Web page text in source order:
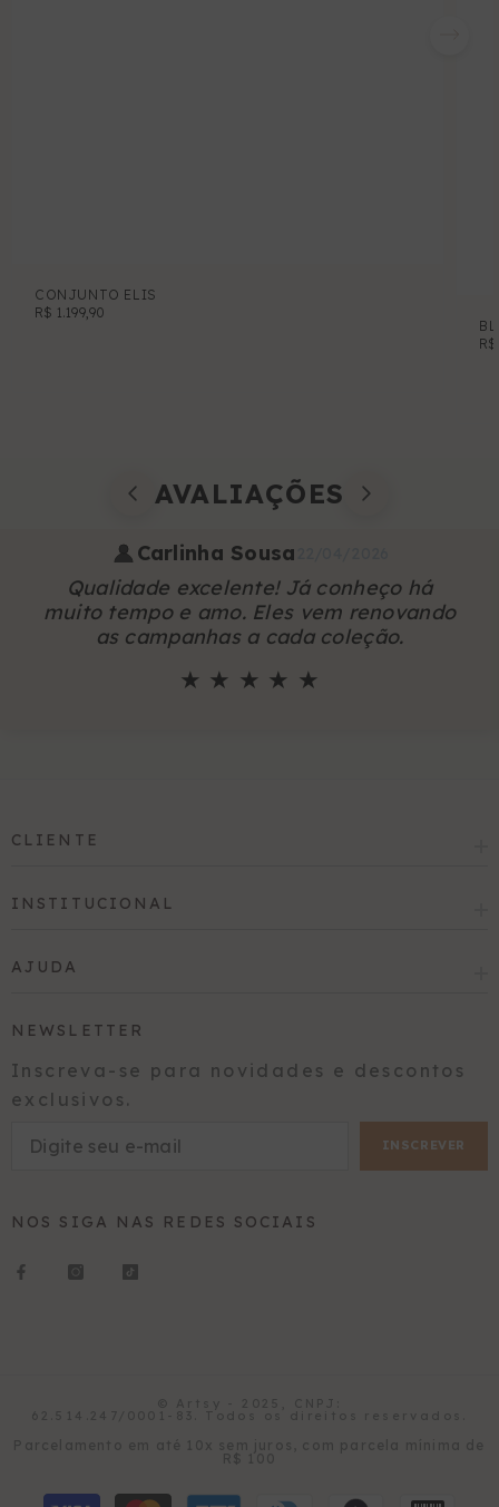
CONJUNTO ELIS
R$ 1.199,90
AVALIAÇÕES
Carlinha Sousa
Qualidade excelente! Já conheço há
muito tempo e amo. Eles vem renovando
as campanhas a cada coleção.
★ ★ ★ ★ ★
CLIENTE
INSTITUCIONAL
AJUDA
NEWSLETTER
Inscreva-se para novidades e descontos
exclusivos.
INSCREVER
NOS SIGA NAS REDES SOCIAIS